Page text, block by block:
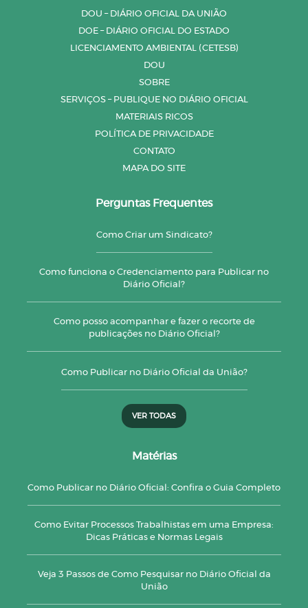
DOU – DIÁRIO OFICIAL DA UNIÃO
DOE – DIÁRIO OFICIAL DO ESTADO
LICENCIAMENTO AMBIENTAL (CETESB)
DOU
SOBRE
SERVIÇOS – PUBLIQUE NO DIÁRIO OFICIAL
MATERIAIS RICOS
POLÍTICA DE PRIVACIDADE
CONTATO
MAPA DO SITE
Perguntas Frequentes
Como Criar um Sindicato?
Como funciona o Credenciamento para Publicar no
Diário Oficial?
Como posso acompanhar e fazer o recorte de
publicações no Diário Oficial?
Como Publicar no Diário Oficial da União?
VER TODAS
Matérias
Como Publicar no Diário Oficial: Confira o Guia Completo
Como Evitar Processos Trabalhistas em uma Empresa:
Dicas Práticas e Normas Legais
Veja 3 Passos de Como Pesquisar no Diário Oficial da
União